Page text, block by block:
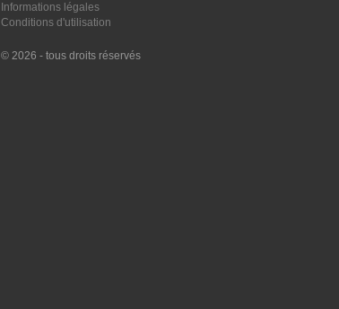
Informations légales
Conditions d'utilisation
© 2026 - tous droits réservés